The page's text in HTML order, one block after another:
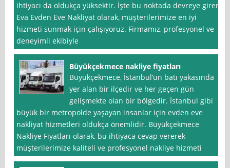
ihtiyacı da oldukça yüksektir. İşte bu noktada devreye giren
Eva Evden Eve Nakliyat olarak, müşterilerimize en iyi
hizmeti sunmak için çalışıyoruz. Firmamız, profesyonel ve
deneyimli ekibiyle
Büyükçekmece nakliye fiyatları
Büyükçekmece, İstanbul‘un batı yakasında
yer alan bir ilçedir ve her geçen gün
gelişmekte olan bir bölgedir. İstanbul gibi
büyük bir metropolde yaşayan insanlar için evden eve
nakliyat hizmetleri oldukça önemlidir. Büyükçekmece
Nakliye Fiyatları olarak, bu ihtiyaca cevap vererek
müşterilerimize kaliteli ve profesyonel nakliye hizmeti